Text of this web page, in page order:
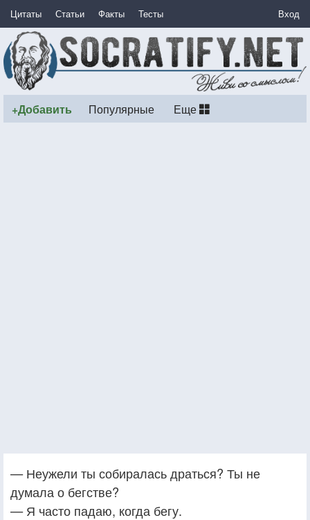
Цитаты Статьи Факты Тесты Вход
+Добавить Популярные Еще
— Неужели ты собиралась драться? Ты не
думала о бегстве?
— Я часто падаю, когда бегу.